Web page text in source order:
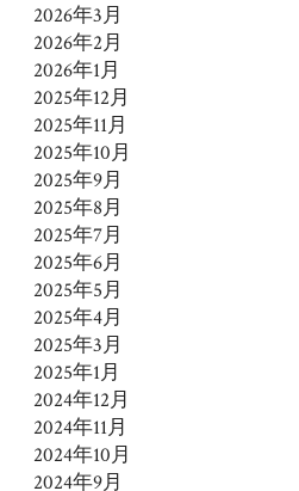
2026年3月
2026年2月
2026年1月
2025年12月
2025年11月
2025年10月
2025年9月
2025年8月
2025年7月
2025年6月
2025年5月
2025年4月
2025年3月
2025年1月
2024年12月
2024年11月
2024年10月
2024年9月